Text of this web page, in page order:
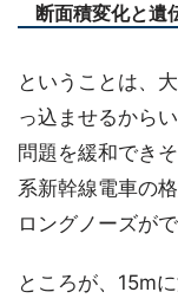
断面積変化と遺
ということは、
っ込ませるから
問題を緩和でき
系新幹線電車の
ロングノーズがで
ところが、15m